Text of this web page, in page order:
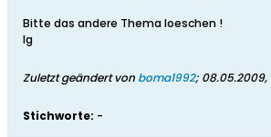
Bitte das andere Thema loeschen !
lg
Zuletzt geändert von boma1992; 08.05.2009,
Stichworte: -